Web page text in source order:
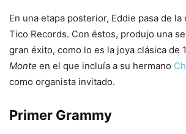
En una etapa posterior, Eddie pasa de
Tico Records. Con éstos, produjo una
gran éxito, como lo es la joya clásica de
Monte en el que incluía a su hermano
como organista invitado.
Primer Grammy